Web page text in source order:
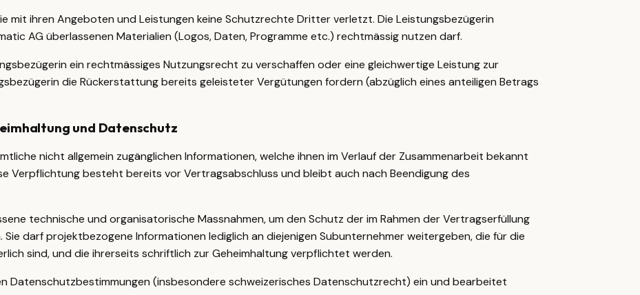
mit ihren Angeboten und Leistungen keine Schutzrechte Dritter verletzt. Die Leistungsbezügerin
AG überlassenen Materialien (Logos, Daten, Programme etc.) rechtmässig nutzen darf.
ein rechtmässiges Nutzungsrecht zu verschaffen oder eine gleichwertige Leistung zur
die Rückerstattung bereits geleisteter Vergütungen fordern (abzüglich eines anteiligen Betrags
und Datenschutz
nicht allgemein zugänglichen Informationen, welche ihnen im Verlauf der Zusammenarbeit bekannt
Verpflichtung besteht bereits vor Vertragsabschluss und bleibt auch nach Beendigung des
technische und organisatorische Massnahmen, um den Schutz der im Rahmen der Vertragserfüllung
darf projektbezogene Informationen lediglich an diejenigen Subunternehmer weitergeben, die für die
sind, und die ihrerseits schriftlich zur Geheimhaltung verpflichtet werden.
Datenschutzbestimmungen (insbesondere schweizerisches Datenschutzrecht) ein und bearbeitet